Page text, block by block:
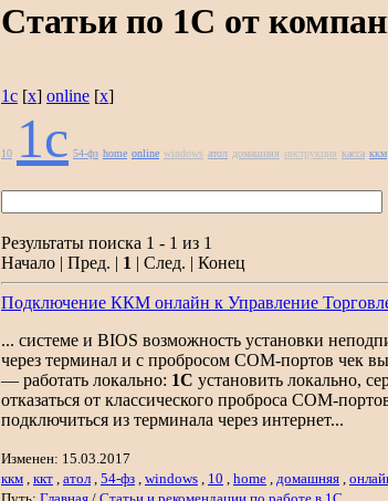
Статьи по 1С от
1с [x] online [x]
10 1с 54-фз home online windows атол домашняя инструкция касса ккм
Результаты поиска 1 - 1 из 1
Начало | Пред. | 1 | След. | Конец
Подключение ККМ онлайн к Управление
... системе и BIOS возможность установки
через терминал и с пробросом COM-портов чек
— работать локально: 1С установить локально,
отказаться от классического проброса COM-
подключиться из терминала через интернет...
Изменен: 15.03.2017
ккм ккт атол 54-фз windows 10 home домашняя